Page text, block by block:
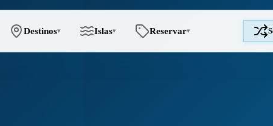
Destinos▾ Islas▾ Reservar▾